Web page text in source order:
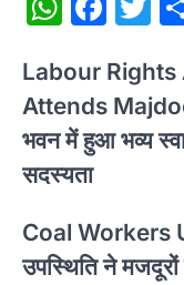
Labour
Attends
भवन में हुआ भव्य
सदस्यता
Coal Workers
उपस्थिति ने